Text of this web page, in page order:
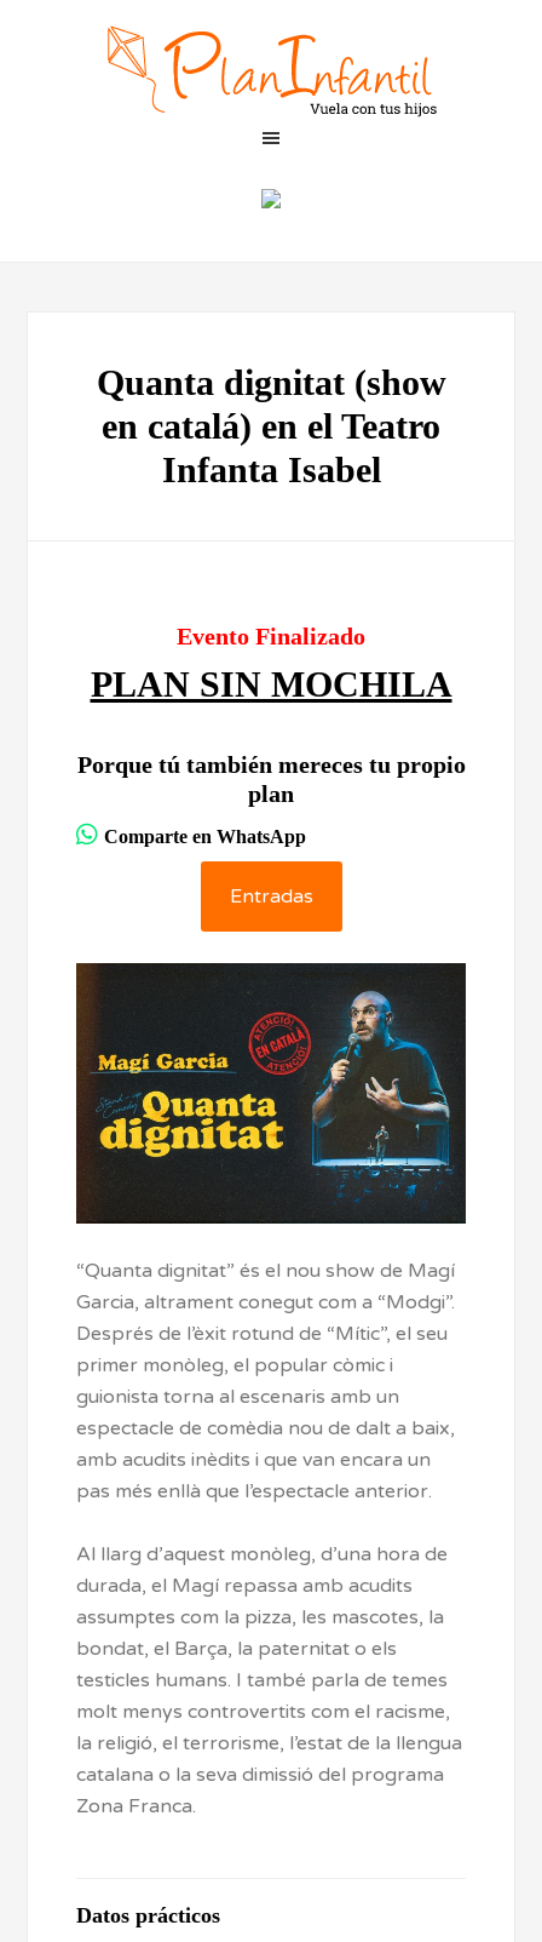
Quanta dignitat (show
en catalá) en el Teatro
Infanta Isabel
Evento Finalizado
PLAN SIN MOCHILA
Porque tú también mereces tu propio
plan
Comparte en WhatsApp
Entradas
“Quanta dignitat” és el nou show de Magí
Garcia, altrament conegut com a “Modgi”.
Després de l’èxit rotund de “Mític”, el seu
primer monòleg, el popular còmic i
guionista torna al escenaris amb un
espectacle de comèdia nou de dalt a baix,
amb acudits inèdits i que van encara un
pas més enllà que l’espectacle anterior.
Al llarg d’aquest monòleg, d’una hora de
durada, el Magí repassa amb acudits
assumptes com la pizza, les mascotes, la
bondat, el Barça, la paternitat o els
testicles humans. I també parla de temes
molt menys controvertits com el racisme,
la religió, el terrorisme, l’estat de la llengua
catalana o la seva dimissió del programa
Zona Franca.
Datos prácticos